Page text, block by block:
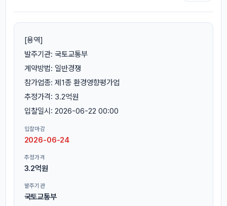
[용역]
발주기관: 국토교통부
계약방법: 일반경쟁
참가업종: 제1종 환경영향평가업
추정가격: 3.2억원
입찰일시: 2026-06-22 00:00
입찰마감
2026-06-24
추정가격
3.2억원
발주기관
국토교통부